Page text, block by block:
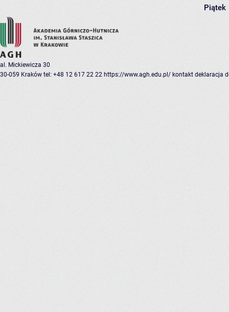
Piątek
al. Mickiewicza 30
30-059 Kraków tel: +48 12 617 22 22 https://www.agh.edu.pl/ kontakt deklaracja